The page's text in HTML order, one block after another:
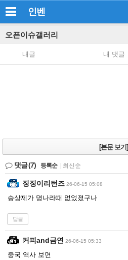
인벤
오픈이슈갤러리
내글 내 댓글
[본문 보기]
댓글(7) 등록순 최신순
징징이리턴즈 26-06-15 05:08
승상제가 명나라때 없었졌구나
답글
커피and금연 26-06-15 05:33
중국 역사 보면